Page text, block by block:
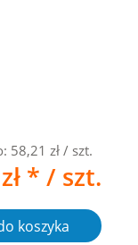
58,21 zł / szt.
* / szt.
koszyka